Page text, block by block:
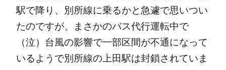
駅で降り、別所線に乗るかと急遽で思いつい
たのですが、まさかのバス代行運転中で
（泣）台風の影響で一部区間が不通になって
いるようで別所線の上田駅は封鎖されていま